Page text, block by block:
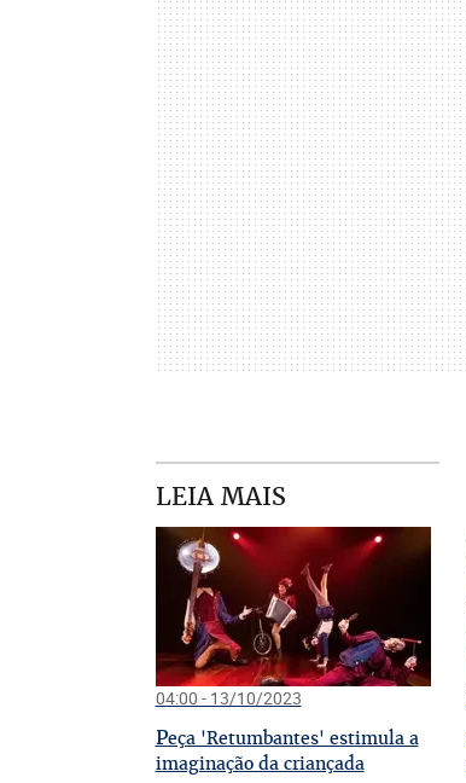
LEIA MAIS
04:00 - 13/10/2023
Peça 'Retumbantes' estimula a
imaginação da criançada